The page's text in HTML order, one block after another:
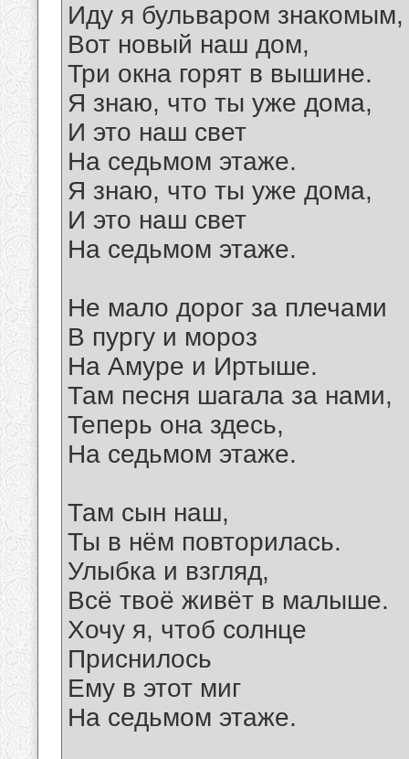
Иду я бульваром знакомым,
Вот новый наш дом,
Три окна горят в вышине.
Я знаю, что ты уже дома,
И это наш свет
На седьмом этаже.
Я знаю, что ты уже дома,
И это наш свет
На седьмом этаже.
Не мало дорог за плечами
В пургу и мороз
На Амуре и Иртыше.
Там песня шагала за нами,
Теперь она здесь,
На седьмом этаже.
Там сын наш,
Ты в нём повторилась.
Улыбка и взгляд,
Всё твоё живёт в малыше.
Хочу я, чтоб солнце
Приснилось
Ему в этот миг
На седьмом этаже.